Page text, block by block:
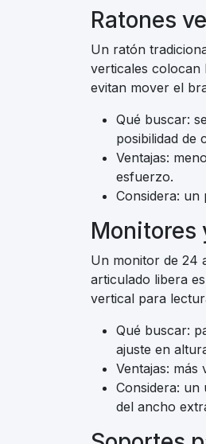
Ratones
Un ratón
verticales colocan
evitan mover el
Qué buscar:
posibilidad de
Ventajas:
esfuerzo.
Considera: un
Monitores
Un monitor de 24
articulado libera
vertical para
Qué buscar:
ajuste en
Ventajas:
Considera: un
del ancho